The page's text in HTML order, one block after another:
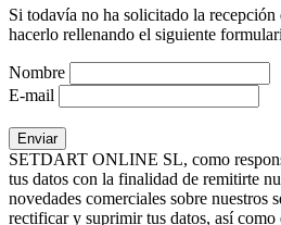
Si todavía no ha solicitado la
hacerlo rellenando el siguiente
Nombre
E-mail
SETDART ONLINE SL, como
tus datos con la finalidad de remitirte
novedades comerciales sobre nuestros
rectificar y suprimir tus datos, así como